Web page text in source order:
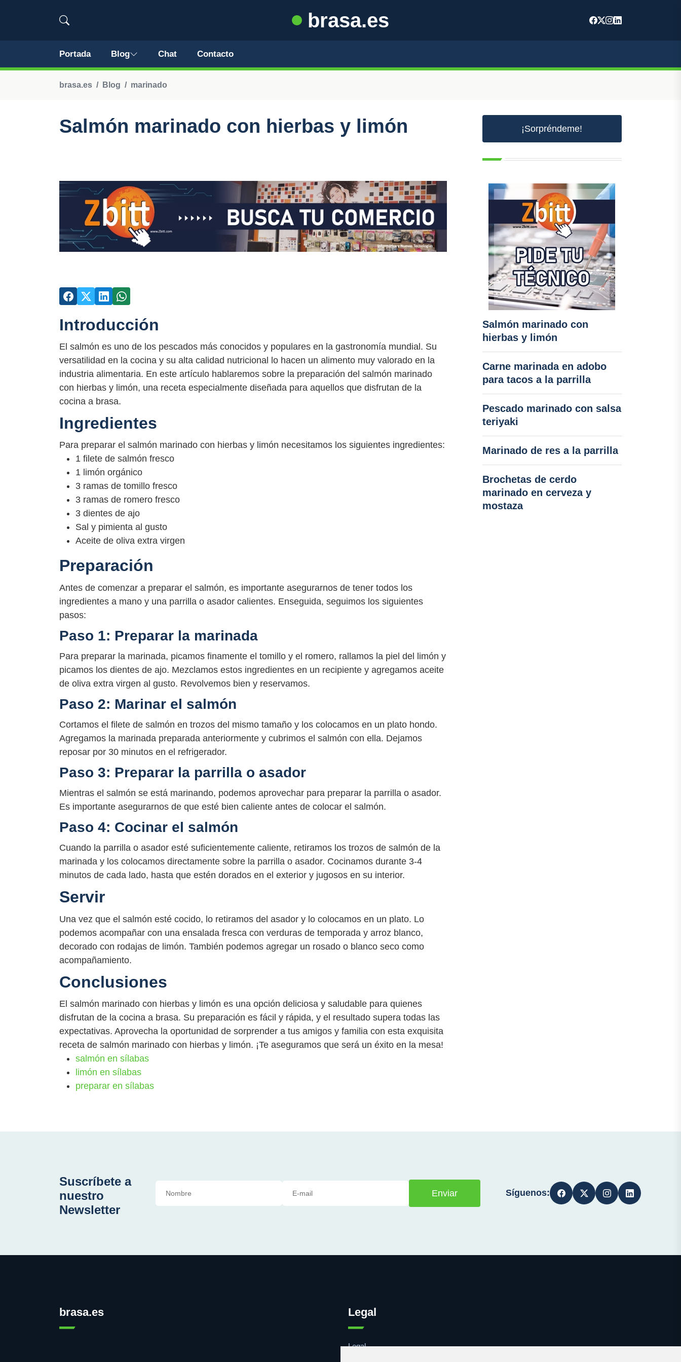
brasa.es
Portada Blog Chat Contacto
brasa.es Blog marinado
Salmón marinado con hierbas y limón
Introducción
El salmón es uno de los pescados más conocidos y populares en la gastronomía mundial. Su
versatilidad en la cocina y su alta calidad nutricional lo hacen un alimento muy valorado en la
industria alimentaria. En este artículo hablaremos sobre la preparación del salmón marinado
con hierbas y limón, una receta especialmente diseñada para aquellos que disfrutan de la
cocina a brasa.
Ingredientes
Para preparar el salmón marinado con hierbas y limón necesitamos los siguientes ingredientes:
1 filete de salmón fresco
1 limón orgánico
3 ramas de tomillo fresco
3 ramas de romero fresco
3 dientes de ajo
Sal y pimienta al gusto
Aceite de oliva extra virgen
Preparación
Antes de comenzar a preparar el salmón, es importante asegurarnos de tener todos los
ingredientes a mano y una parrilla o asador calientes. Enseguida, seguimos los siguientes
pasos:
Paso 1: Preparar la marinada
Para preparar la marinada, picamos finamente el tomillo y el romero, rallamos la piel del limón y
picamos los dientes de ajo. Mezclamos estos ingredientes en un recipiente y agregamos aceite
de oliva extra virgen al gusto. Revolvemos bien y reservamos.
Paso 2: Marinar el salmón
Cortamos el filete de salmón en trozos del mismo tamaño y los colocamos en un plato hondo.
Agregamos la marinada preparada anteriormente y cubrimos el salmón con ella. Dejamos
reposar por 30 minutos en el refrigerador.
Paso 3: Preparar la parrilla o asador
Mientras el salmón se está marinando, podemos aprovechar para preparar la parrilla o asador.
Es importante asegurarnos de que esté bien caliente antes de colocar el salmón.
Paso 4: Cocinar el salmón
Cuando la parrilla o asador esté suficientemente caliente, retiramos los trozos de salmón de la
marinada y los colocamos directamente sobre la parrilla o asador. Cocinamos durante 3-4
minutos de cada lado, hasta que estén dorados en el exterior y jugosos en su interior.
Servir
Una vez que el salmón esté cocido, lo retiramos del asador y lo colocamos en un plato. Lo
podemos acompañar con una ensalada fresca con verduras de temporada y arroz blanco,
decorado con rodajas de limón. También podemos agregar un rosado o blanco seco como
acompañamiento.
Conclusiones
El salmón marinado con hierbas y limón es una opción deliciosa y saludable para quienes
disfrutan de la cocina a brasa. Su preparación es fácil y rápida, y el resultado supera todas las
expectativas. Aprovecha la oportunidad de sorprender a tus amigos y familia con esta exquisita
receta de salmón marinado con hierbas y limón. ¡Te aseguramos que será un éxito en la mesa!
salmón en sílabas
limón en sílabas
preparar en sílabas
¡Sorpréndeme!
Salmón marinado con
hierbas y limón
Carne marinada en adobo
para tacos a la parrilla
Pescado marinado con salsa
teriyaki
Marinado de res a la parrilla
Brochetas de cerdo
marinado en cerveza y
mostaza
Suscríbete a
nuestro
Newsletter
Enviar Síguenos:
brasa.es Legal
Legal